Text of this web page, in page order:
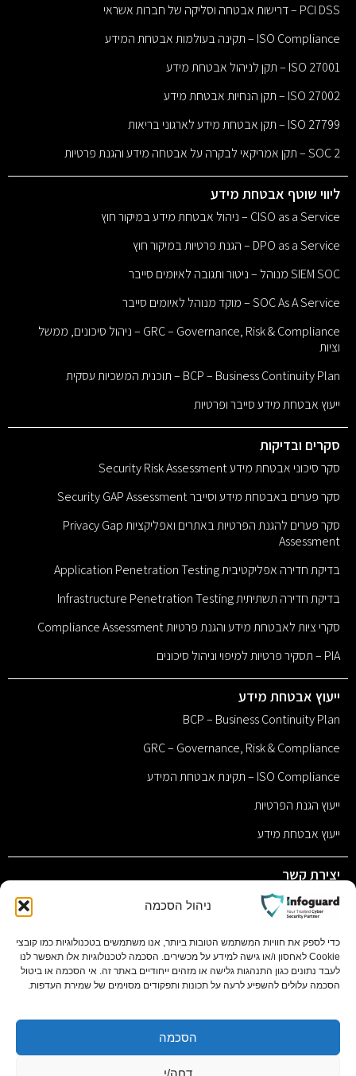
ניהול הסכמה
כדי לספק את חוויות המשתמש הטובות ביותר, אנו משתמשים בטכנולוגיות כמו קובצי
Cookie לאחסון ו/או גישה למידע על מכשירים. הסכמה לטכנולוגיות אלו תאפשר לנו
לעבד נתונים כגון התנהגות גלישה או מזהים ייחודיים באתר זה. אי הסכמה או ביטול
הסכמה עלולים להשפיע לרעה על תכונות ותפקודים מסוימים של שמירת העדפות.
הסכמה
דחה/י
PCI DSS – דרישות אבטחה וסליקה של חברות אשראי
ISO Compliance – תקינה בעולמות אבטחת המידע
ISO 27001 – תקן לניהול אבטחת מידע
ISO 27002 – תקן הנחיות אבטחת מידע
ISO 27799 – תקן אבטחת מידע לארגוני בריאות
SOC 2 – תקן אמריקאי לבקרה על אבטחה מידע והגנת פרטיות
ליווי שוטף אבטחת מידע
CISO as a Service – ניהול אבטחת מידע במיקור חוץ
DPO as a Service – הגנת פרטיות במיקור חוץ
SIEM SOC מנוהל – ניטור ותגובה לאיומים סייבר
SOC As A Service – מוקד מנוהל לאיומים סייבר
GRC – Governance, Risk & Compliance – ניהול סיכונים, ממשל
וציות
BCP – Business Continuity Plan – תוכנית המשכיות עסקית
ייעוץ אבטחת מידע סייבר ופרטיות
סקרים ובדיקות
סקר סיכוני אבטחת מידע Security Risk Assessment
סקר פערים באבטחת מידע וסייבר Security GAP Assessment
סקר פערים להגנת הפרטיות באתרים ואפליקציות Privacy Gap
Assessment
בדיקת חדירה אפליקטיבית Application Penetration Testing
בדיקת חדירה תשתיתית Infrastructure Penetration Testing
סקרי ציות לאבטחת מידע והגנת פרטיות Compliance Assessment
PIA – תסקיר פרטיות למיפוי וניהול סיכונים
ייעוץ אבטחת מידע
BCP – Business Continuity Plan
GRC – Governance, Risk & Compliance
ISO Compliance – תקינת אבטחת המידע
ייעוץ הגנת הפרטיות
ייעוץ אבטחת מידע
יצירת קשר
sales@infoguard.co.il
077-9011117
השחם 1 פתח תקווה, 4951701 ת.ד 11058 בסר סיטי בניין C
קומה 1